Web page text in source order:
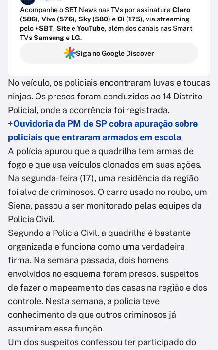
Acompanhe o SBT News nas TVs por assinatura Claro
(586), Vivo (576), Sky (580) eOi (175), via streaming
pelo+SBT, SiteeYouTube, além dos canais nas Smart
TVsSamsunge LG.
Siga no Google Discover
No veículo, os policiais encontraram luvas e toucas
ninjas. Os presos foram conduzidos ao 14 Distrito
Policial, onde a ocorrência foi registrada.
+Ouvidoria da PM de SP cobra apuração sobre
policiais que entraram armados em escola
A polícia apurou que a quadrilha tem armas de
fogo e que usa veículos clonados em suas ações.
Na segunda-feira (17), uma residência da região
foi alvo de criminosos. O carro usado no roubo, um
Siena, passou a ser monitorado pelas equipes da
Polícia Civil.
Segundo a Polícia Civil, a quadrilha é bastante
organizada e funciona como uma verdadeira
firma. Na semana passada, dois homens
envolvidos no esquema foram presos, suspeitos
de fazer o mapeamento das casas na região e dos
controle. Nesta semana, a polícia teve
conhecimento de que outros criminosos já
assumiram essa função.
Um dos suspeitos confessou ter participado do